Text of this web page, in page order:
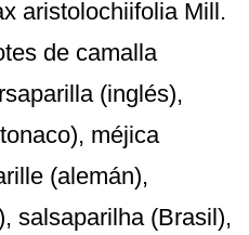
aristolochiifolia Mill.
de camalla
(inglés),
méjica
(alemán),
salsaparilha (Brasil),